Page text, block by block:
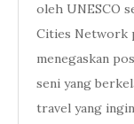
oleh UNESCO
Cities Network
menegaskan
seni yang
travel yang